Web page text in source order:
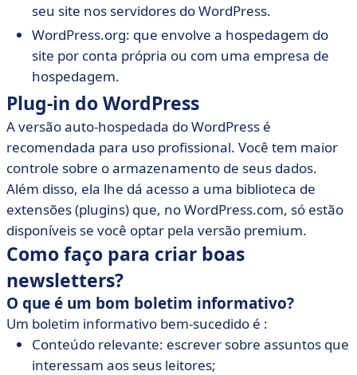
seu site nos servidores do WordPress.
WordPress.org: que envolve a hospedagem do
site por conta própria ou com uma empresa de
hospedagem.
Plug-in do WordPress
A versão auto-hospedada do WordPress é
recomendada para uso profissional. Você tem maior
controle sobre o armazenamento de seus dados.
Além disso, ela lhe dá acesso a uma biblioteca de
extensões (plugins) que, no WordPress.com, só estão
disponíveis se você optar pela versão premium.
Como faço para criar boas
newsletters?
O que é um bom boletim informativo?
Um boletim informativo bem-sucedido é :
Conteúdo relevante: escrever sobre assuntos que
interessam aos seus leitores;